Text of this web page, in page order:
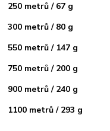
250 metrů / 67 g
300 metrů / 80 g
550 metrů / 147 g
750 metrů / 200 g
900 metrů / 240 g
1100 metrů / 293 g